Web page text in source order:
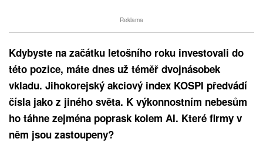
Reklama
Kdybyste na začátku letošního roku investovali do
této pozice, máte dnes už téměř dvojnásobek
vkladu. Jihokorejský akciový index KOSPI předvádí
čísla jako z jiného světa. K výkonnostním nebesům
ho táhne zejména poprask kolem AI. Které firmy v
něm jsou zastoupeny?